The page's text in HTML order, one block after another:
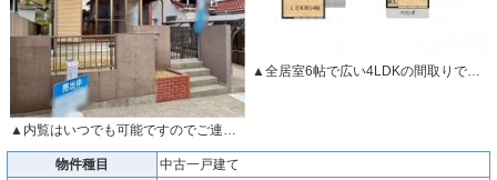
▲内覧はいつでも可能ですのでご連絡下さい。
▲全居室6帖で広い4LDKの間取りです。
物件種目
中古一戸建て